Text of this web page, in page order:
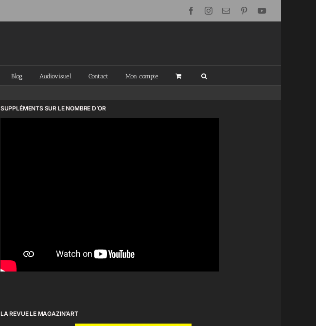
FacebookInstagram
Email Pinterest
Blog Audiovisuel Contact Mon compte
SUPPLÉMENTS SUR LE NOMBRE D’OR
LA REVUE LE MAGAZIN’ART